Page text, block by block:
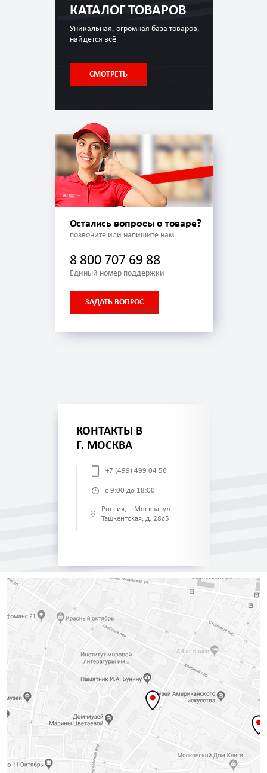
КАТАЛОГ ТОВАРОВ
Уникальная, огромная база товаров,
найдется всё
СМОТРЕТЬ
Остались вопросы о товаре?
позвоните или напишите нам
8 800 707 69 88
Единый номер поддержки
ЗАДАТЬ ВОПРОС
КОНТАКТЫ В
Г. МОСКВА
+7 (499) 499 04 56
с 9:00 до 18:00
Россия, г. Москва, ул.
Ташкентская, д. 28с5